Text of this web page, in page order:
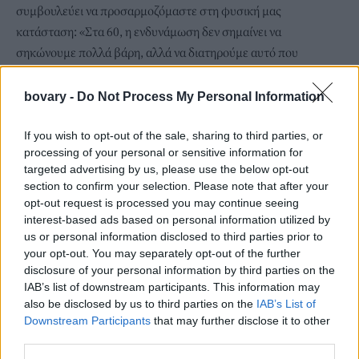
bovary - Do Not Process My Personal Information
If you wish to opt-out of the sale, sharing to third parties, or
processing of your personal or sensitive information for
targeted advertising by us, please use the below opt-out
section to confirm your selection. Please note that after your
opt-out request is processed you may continue seeing
interest-based ads based on personal information utilized by
us or personal information disclosed to third parties prior to
your opt-out. You may separately opt-out of the further
disclosure of your personal information by third parties on the
IAB’s list of downstream participants. This information may
also be disclosed by us to third parties on the IAB’s List of
Downstream Participants that may further disclose it to other
συμβουλεύει να προσαρμοζόμαστε στη φυσική μας
κατάσταση: «Στα 60, η ενδυνάμωση δεν σημαίνει να
σηκώνουμε πολλά βάρη, αλλά να διατηρούμε αυτό που
ενέργεια και η ποιότητα ζωής μας γενικά».
Το να ανεβαίνουμε σκάλες γυμνάζει τους τετρακέφαλους, τους
γλουτούς και τους οπίσθιους μηριαίους. Βελτιώνει τη δύναμη
στο βήμα μας και την ώθηση που χρειαζόμαστε για να
σηκωθούμε. Και το να ξεκινήσουμε να ανεβαίνουμε τις σκάλες
αντί να παίρνουμε το ασανσέρ είναι κάτι πάρα πολύ απλό που
δεν κοστίζει τίποτα. Επομένως αξίζει σίγουρα να το εντάξουμε
στην καθημερινότητά μας.